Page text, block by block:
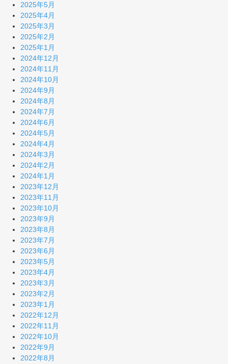
2025年5月
2025年4月
2025年3月
2025年2月
2025年1月
2024年12月
2024年11月
2024年10月
2024年9月
2024年8月
2024年7月
2024年6月
2024年5月
2024年4月
2024年3月
2024年2月
2024年1月
2023年12月
2023年11月
2023年10月
2023年9月
2023年8月
2023年7月
2023年6月
2023年5月
2023年4月
2023年3月
2023年2月
2023年1月
2022年12月
2022年11月
2022年10月
2022年9月
2022年8月